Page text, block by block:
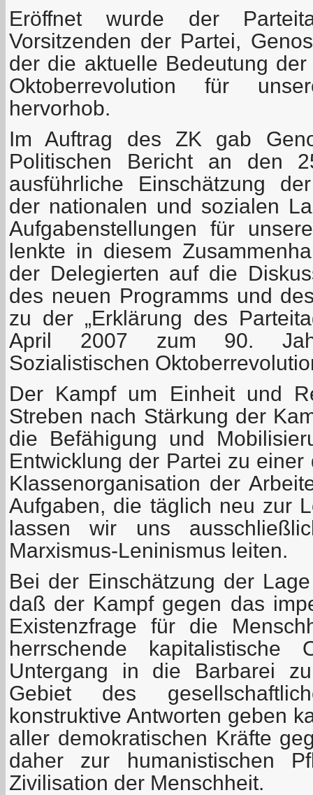
Eröffnet wurde der
Vorsitzenden der Partei,
der die aktuelle Bedeutung
Oktoberrevolution für
hervorhob.
Im Auftrag des ZK gab
Politischen Bericht an den
ausführliche Einschätzung
der nationalen und sozialen
Aufgabenstellungen für
lenkte in diesem
der Delegierten auf die
des neuen Programms und
zu der „Erklärung des
April 2007 zum 90.
Sozialistischen
Der Kampf um Einheit und
Streben nach Stärkung der
die Befähigung und
Entwicklung der Partei zu
Klassenorganisation der
Aufgaben, die täglich neu zur
lassen wir uns
Marxismus-Leninismus leiten.
Bei der Einschätzung der
daß der Kampf gegen das
Existenzfrage für die
herrschende kapitalistische
Untergang in die Barbarei
Gebiet des
konstruktive Antworten geben
aller demokratischen Kräfte
daher zur humanistischen
Zivilisation der Menschheit.